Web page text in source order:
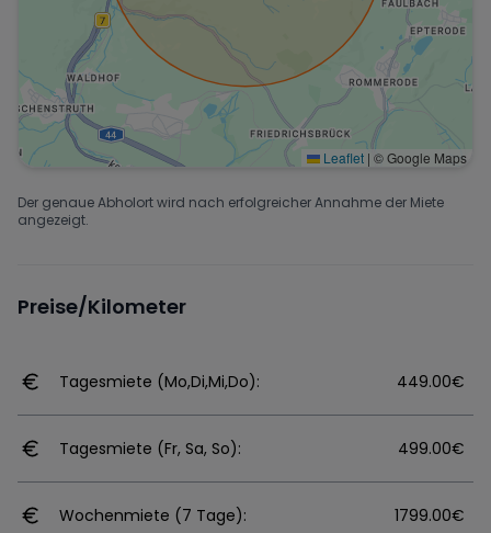
Leaflet | © Google Maps
Der genaue Abholort wird nach erfolgreicher Annahme der Miete
angezeigt.
Preise/Kilometer
Tagesmiete (Mo,Di,Mi,Do): 449.00€
Tagesmiete (Fr, Sa, So): 499.00€
Wochenmiete (7 Tage): 1799.00€